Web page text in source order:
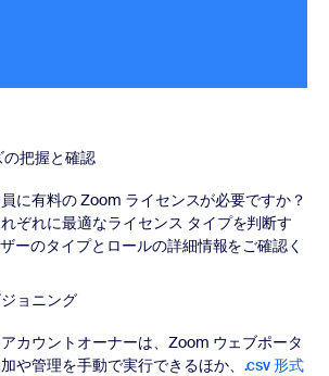
の把握と確認
に有料の Zoom ライセンスが必要ですか？
ぞれに最適なライセンス タイプを判断す
ーのタイプとロールの詳細情報をご確認く
ョニング
カウントオーナーは、Zoom ウェブポータ
や管理を手動で実行できるほか、 .csv 形式